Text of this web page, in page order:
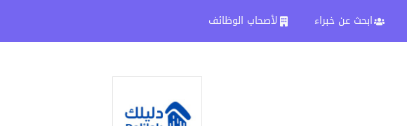
ابحث عن خبراء لأصحاب الوظائف